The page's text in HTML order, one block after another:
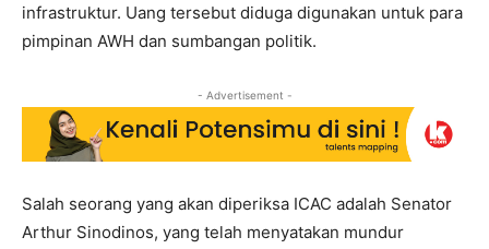
infrastruktur. Uang tersebut diduga digunakan untuk para
pimpinan AWH dan sumbangan politik.
- Advertisement -
Salah seorang yang akan diperiksa ICAC adalah Senator
Arthur Sinodinos, yang telah menyatakan mundur